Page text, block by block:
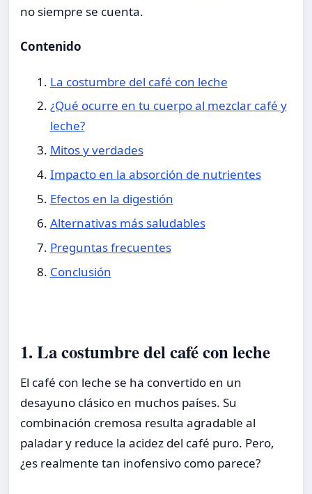
no siempre se cuenta.
Contenido
La costumbre del café con leche
¿Qué ocurre en tu cuerpo al mezclar café y
leche?
Mitos y verdades
Impacto en la absorción de nutrientes
Efectos en la digestión
Alternativas más saludables
Preguntas frecuentes
Conclusión
1. La costumbre del café con leche
El café con leche se ha convertido en un
desayuno clásico en muchos países. Su
combinación cremosa resulta agradable al
paladar y reduce la acidez del café puro. Pero,
¿es realmente tan inofensivo como parece?